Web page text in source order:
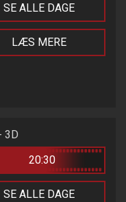
SE ALLE DAGE
LÆS MERE
3D
20:30
SE ALLE DAGE